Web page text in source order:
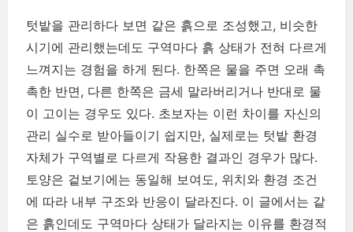
텃밭을 관리하다 보면 같은 흙으로 조성했고, 비슷한
시기에 관리했는데도 구역마다 흙 상태가 전혀 다르게
느껴지는 경험을 하게 된다. 한쪽은 물을 주면 오래 촉
촉한 반면, 다른 한쪽은 금세 말라버리거나 반대로 물
이 고이는 경우도 있다. 초보자는 이런 차이를 자신의
관리 실수로 받아들이기 쉽지만, 실제로는 텃밭 환경
자체가 구역별로 다르게 작용한 결과인 경우가 많다.
토양은 겉보기에는 동일해 보여도, 위치와 환경 조건
에 따라 내부 구조와 반응이 달라진다. 이 글에서는 같
은 흙인데도 구역마다 상태가 달라지는 이유를 환경적